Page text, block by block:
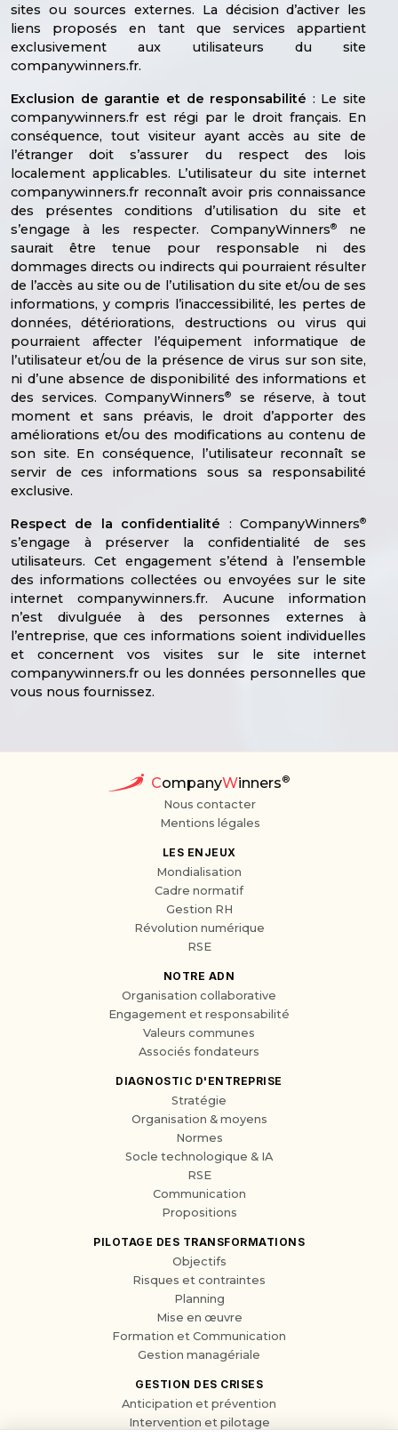
sites ou sources externes. La décision d’activer les
liens proposés en tant que services appartient
exclusivement aux utilisateurs du site
companywinners.fr.
Exclusion de garantie et de responsabilité : Le site
companywinners.fr est régi par le droit français. En
conséquence, tout visiteur ayant accès au site de
l’étranger doit s’assurer du respect des lois
localement applicables. L’utilisateur du site internet
companywinners.fr reconnaît avoir pris connaissance
des présentes conditions d’utilisation du site et
s’engage à les respecter. CompanyWinners®
ne
saurait être tenue pour responsable ni des
dommages directs ou indirects qui pourraient résulter
de l’accès au site ou de l’utilisation du site et/ou de ses
informations, y compris l’inaccessibilité, les pertes de
données, détériorations, destructions ou virus qui
pourraient affecter l’équipement informatique de
l’utilisateur et/ou de la présence de virus sur son site,
ni d’une absence de disponibilité des informations et
des services. CompanyWinners®
se réserve, à tout
moment et sans préavis, le droit d’apporter des
améliorations et/ou des modifications au contenu de
son site. En conséquence, l’utilisateur reconnaît se
servir de ces informations sous sa responsabilité
exclusive.
Respect de la confidentialité : CompanyWinners®
s’engage à préserver la confidentialité de ses
utilisateurs. Cet engagement s’étend à l’ensemble
des informations collectées ou envoyées sur le site
internet companywinners.fr. Aucune information
n’est divulguée à des personnes externes à
l’entreprise, que ces informations soient individuelles
et concernent vos visites sur le site internet
companywinners.fr ou les données personnelles que
vous nous fournissez.
CompanyWinners®
Nous contacter
Mentions légales
LES ENJEUX
Mondialisation
Cadre normatif
Gestion RH
Révolution numérique
RSE
NOTRE ADN
Organisation collaborative
Engagement et responsabilité
Valeurs communes
Associés fondateurs
DIAGNOSTIC D'ENTREPRISE
Stratégie
Organisation & moyens
Normes
Socle technologique & IA
RSE
Communication
Propositions
PILOTAGE DES TRANSFORMATIONS
Objectifs
Risques et contraintes
Planning
Mise en œuvre
Formation et Communication
Gestion managériale
GESTION DES CRISES
Anticipation et prévention
Intervention et pilotage